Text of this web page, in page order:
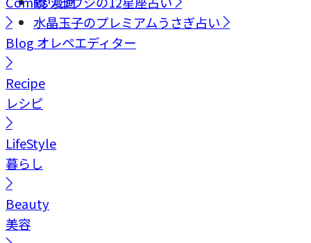
水晶玉子のプレミアムうさぎ占い
Blog オレペエディター
Recipe
レシピ
LifeStyle
暮らし
Beauty
美容